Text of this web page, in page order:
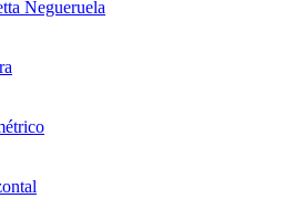
Negueruela